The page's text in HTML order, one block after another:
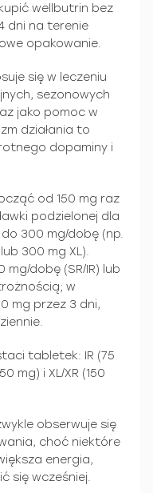
wellbutrin bez
dni na terenie
opakowanie.
się w leczeniu
sezonowych
jako pomoc w
działania to
dopaminy i
od 150 mg raz
podzielonej dla
do 300 mg/dobę (np.
300 mg XL).
dobę (SR/IR) lub
w
mg przez 3 dni,
tabletek: IR (75
mg) i XL/XR (150
obserwuje się
choć niektóre
energia,
się wcześniej.